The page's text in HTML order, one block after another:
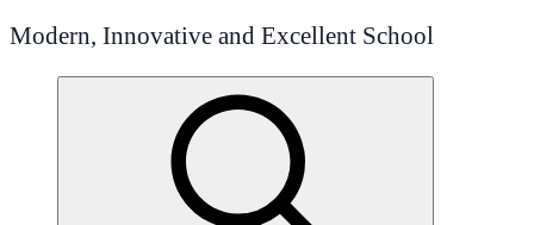
Modern, Innovative and Excellent School